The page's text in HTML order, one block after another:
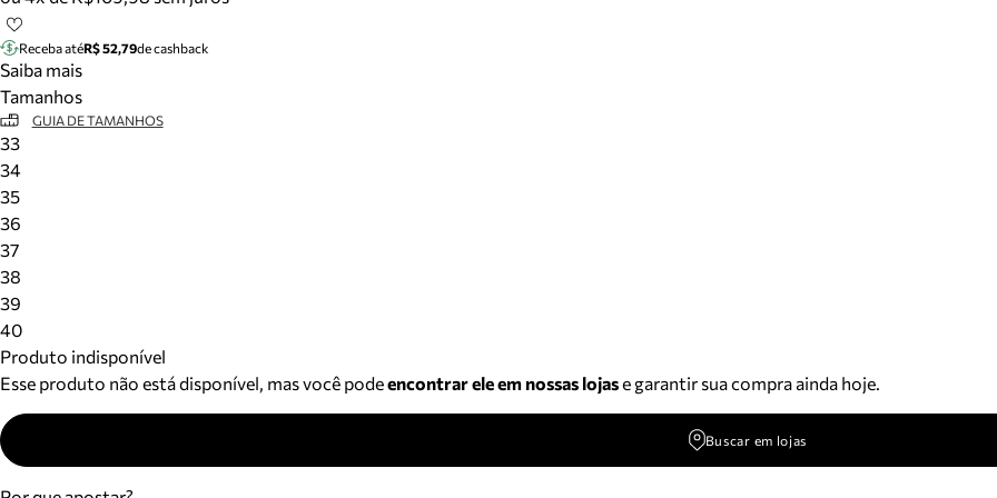
Receba atéR$ 52,79de cashback
Saiba mais
Tamanhos
GUIA DE TAMANHOS
33
34
35
36
37
38
39
40
Produto indisponível
Esse produto não está disponível, mas você podeencontrar ele em nossas lojase garantir sua compra ainda hoje.
Buscar em lojas